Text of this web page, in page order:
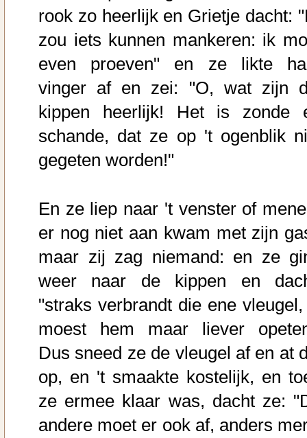
rook zo heerlijk en Grietje dacht:
zou iets kunnen mankeren: ik
even proeven" en ze likte
vinger af en zei: "O, wat zijn
kippen heerlijk! Het is zonde
schande, dat ze op 't ogenblik
gegeten worden!"
En ze liep naar 't venster of
er nog niet aan kwam met zijn
maar zij zag niemand: en ze
weer naar de kippen en
"straks verbrandt die ene
moest hem maar liever
Dus sneed ze de vleugel af en at
op, en 't smaakte kostelijk, en
ze ermee klaar was, dacht ze:
andere moet er ook af, anders